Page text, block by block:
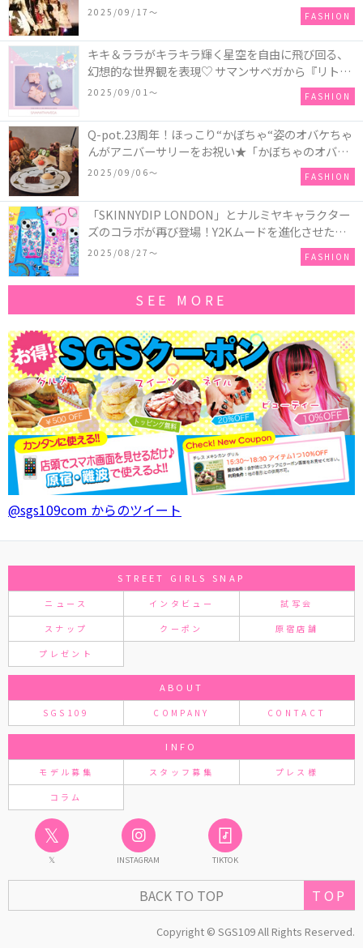
2025/09/17〜 FASHION
キキ＆ララがキラキラ輝く星空を自由に飛び回る、
幻想的な世界観を表現♡ サマンサベガから『リトル
ツインスターズ』50周年アニバーサリーイヤー』を
2025/09/01〜 FASHION
Q-pot.23周年！ほっこり“かぼちゃ“姿のオバケちゃ
んがアニバーサリーをお祝い★「かぼちゃのオバケ
ーキアクセサリー」が新発売！Q-pot CAFE.では
「かぼちゃのオバケーキプレート」も登場
2025/09/06〜 FASHION
「SKINNYDIP LONDON」とナルミヤキャラクター
ズのコラボが再び登場！Y2Kムードを進化させた新
作コレクションを発売♪
2025/08/27〜 FASHION
SEE MORE
@sgs109com からのツイート
STREET GIRLS SNAP
ニュース インタビュー 試写会
スナップ クーポン 原宿店舗
プレゼント
ABOUT
SGS109 COMPANY CONTACT
INFO
モデル募集 スタッフ募集 プレス様
コラム
𝕏
𝕏 INSTAGRAM TIKTOK
BACK TO TOP
Copyright © SGS109 All Rights Reserved.
TOP